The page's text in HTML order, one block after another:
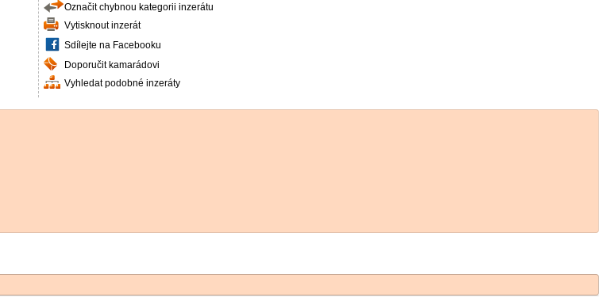
Označit chybnou kategorii inzerátu
Vytisknout inzerát
Sdílejte na Facebooku
Doporučit kamarádovi
Vyhledat podobné inzeráty